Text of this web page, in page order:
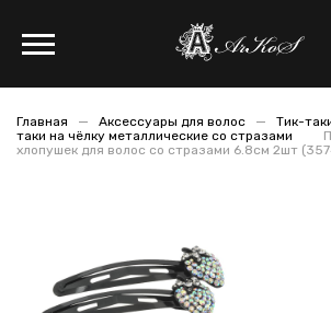
Главная Аксессуары для волос Тик-
таки на чёлку металлические со стразами
хлопушек для волос со стразами 6.8см 2шт